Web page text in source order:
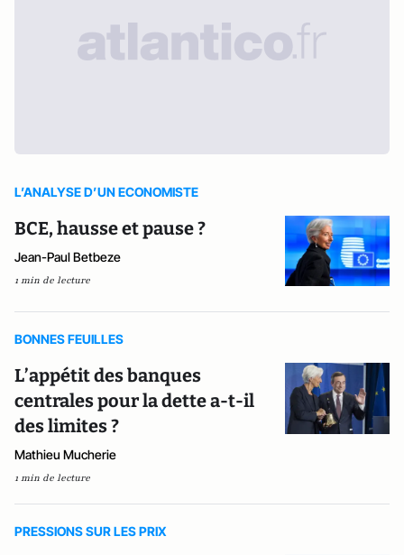
L’ANALYSE D’UN ECONOMISTE
BCE, hausse et pause ?
Jean-Paul Betbeze
1 min de lecture
BONNES FEUILLES
L’appétit des banques
centrales pour la dette a-t-il
des limites ?
Mathieu Mucherie
1 min de lecture
PRESSIONS SUR LES PRIX